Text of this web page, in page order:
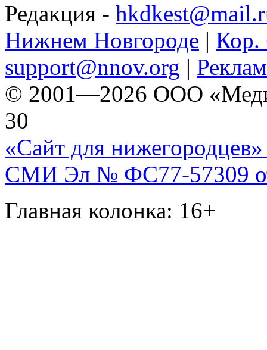
Редакция -
Нижнем Новгороде | Кор.
support@nnov.org |
© 2001—2026 ООО
30
«Сайт для нижегородцев»
СМИ Эл № ФС77-57309
Главная колонка: 16+